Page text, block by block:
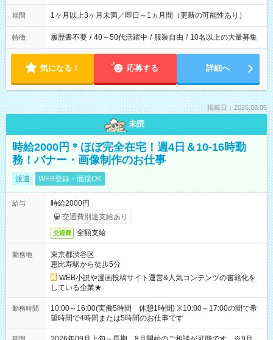
期間 1ヶ月以上3ヶ月未満／即日～1ヵ月間（更新の可能性あり）
特徴 履歴書不要 / 40～50代活躍中 / 服装自由 / 10名以上の大量募集
気になる！ 応募する 詳細へ
掲載日：2026.08.06
未読
時給2000円＊ほぼ完全在宅！週4日＆10-16時勤
務！バナー・画像制作のお仕事
派遣 WEB登録・面接OK
給与
時給2000円
交通費別途支給あり
交通費 全額支給
勤務地
東京都渋谷区
恵比寿駅から徒歩5分
WEB小説や漫画投稿サイト運営&人気コンテンツの書籍化を
している企業★
勤務時間
10:00～16:00(実働5時間 休憩1時間) ※10:00～17:00の間で希
望時間で4時間または5時間のお仕事です